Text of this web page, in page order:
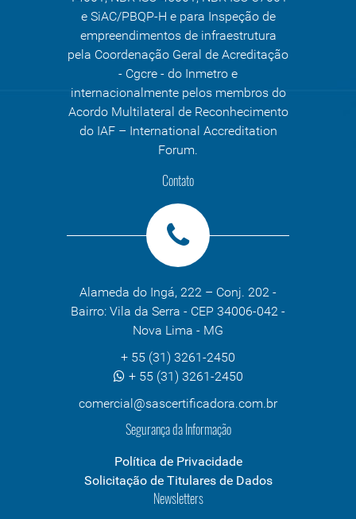
e SiAC/PBQP-H e para Inspeção de
empreendimentos de infraestrutura
pela Coordenação Geral de Acreditação
- Cgcre - do Inmetro e
internacionalmente pelos membros do
Acordo Multilateral de Reconhecimento
do IAF – International Accreditation
Forum.
Contato
Alameda do Ingá, 222 – Conj. 202 -
Bairro: Vila da Serra - CEP 34006-042 -
Nova Lima - MG
+ 55 (31) 3261-2450
+ 55 (31) 3261-2450
comercial@sascertificadora.com.br
Segurança da Informação
Política de Privacidade
Solicitação de Titulares de Dados
Newsletters